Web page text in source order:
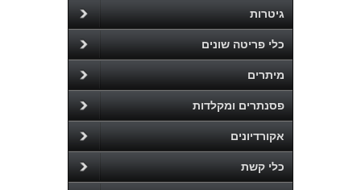
גיטרות
כלי פריטה שונים
מיתרים
פסנתרים ומקלדות
אקורדיונים
כלי קשת